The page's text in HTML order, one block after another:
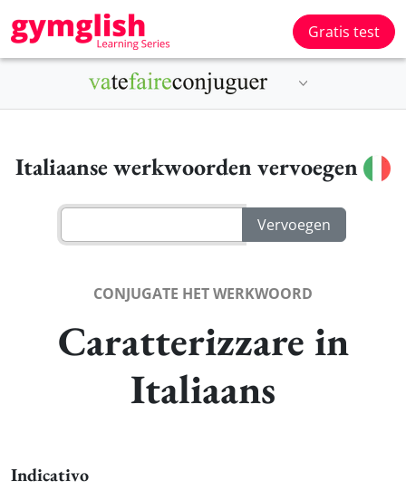
Gratis test
Italiaanse werkwoorden vervoegen
CONJUGATE HET WERKWOORD
Caratterizzare in
Italiaans
Indicativo